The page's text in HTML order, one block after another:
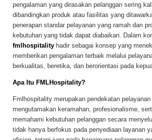
pengalaman yang dirasakan pelanggan sering
dibandingkan produk atau fasilitas yang
penerapan standar pelayanan yang ramah dan
kebutuhan yang tidak dapat diabaikan. Dalam
fmlhospitality hadir sebagai konsep yang
memberikan pengalaman terbaik melalui
berkualitas, beretika, dan berorientasi pada
Apa Itu FMLHospitality?
Fmlhospitality merupakan pendekatan
mengutamakan keramahan, profesionalisme,
memahami kebutuhan pelanggan secara
tidak hanya berfokus pada penyediaan layanan